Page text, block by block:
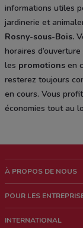
informations utiles
jardinerie et
Rosny-sous-Bois.
horaires
les promotions en
resterez toujours
en cours. Vous
économies tout au
À PROPOS DE NOUS
News & Médias
POUR LES
INTERNATIONAL